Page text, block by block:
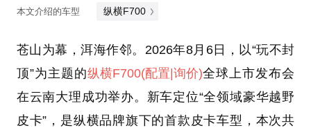
本文介绍的车型 纵横F700
苍山为幕，洱海作邻。2026年8月6日，以“玩不封
顶”为主题的纵横F700(配置 |询价)全球上市发布会
在云南大理成功举办。新车定位“全领域豪华越野
皮卡”，是纵横品牌旗下的首款皮卡车型，本次共